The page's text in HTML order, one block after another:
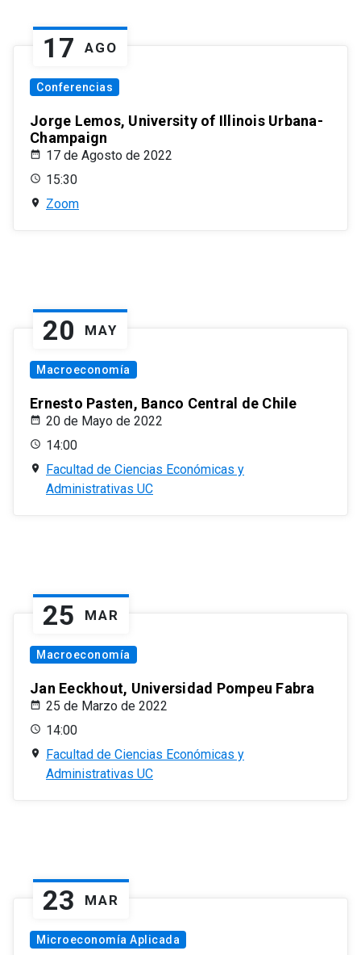
17 AGO
Conferencias
Jorge Lemos, University of Illinois Urbana-
Champaign
17 de Agosto de 2022
15:30
Zoom
20 MAY
Macroeconomía
Ernesto Pasten, Banco Central de Chile
20 de Mayo de 2022
14:00
Facultad de Ciencias Económicas y
Administrativas UC
25 MAR
Macroeconomía
Jan Eeckhout, Universidad Pompeu Fabra
25 de Marzo de 2022
14:00
Facultad de Ciencias Económicas y
Administrativas UC
23 MAR
Microeconomía Aplicada